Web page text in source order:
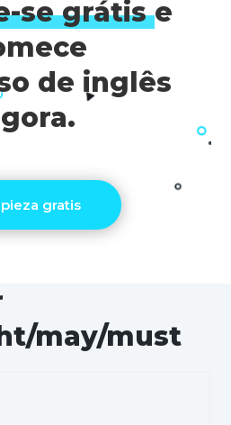
se grátise
de inglês
gratis
may/must